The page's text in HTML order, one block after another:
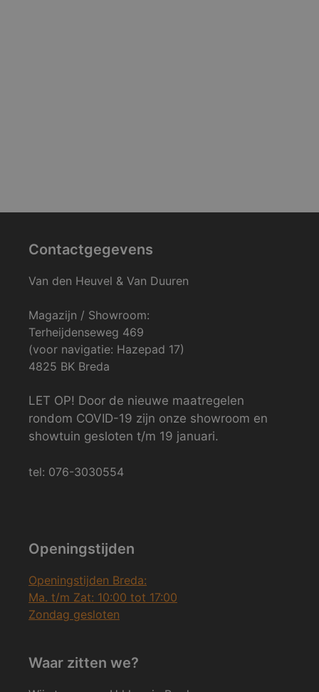
Contactgegevens
Van den Heuvel & Van Duuren
Magazijn / Showroom:
Terheijdenseweg 469
(voor navigatie: Hazepad 17)
4825 BK Breda
LET OP! Door de nieuwe maatregelen
rondom COVID-19 zijn onze showroom en
showtuin gesloten t/m 19 januari.
tel: 076-3030554
Openingstijden
Openingstijden Breda:
Ma. t/m Zat: 10:00 tot 17:00
Zondag gesloten
Waar zitten we?